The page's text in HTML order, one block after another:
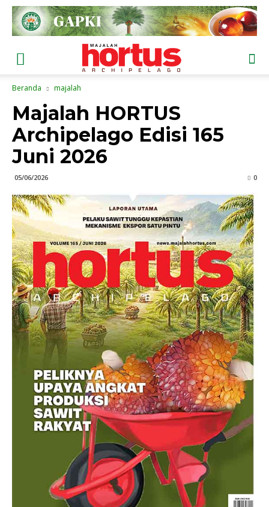
Beranda majalah
Majalah HORTUS
Archipelago Edisi 165
Juni 2026
05/06/2026 0